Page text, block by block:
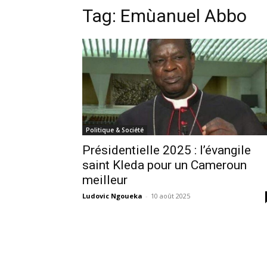
Tag: Emùanuel Abbo
Politique & Société
Présidentielle 2025 : l’évangile
saint Kleda pour un Cameroun
meilleur
Ludovic Ngoueka - 10 août 2025